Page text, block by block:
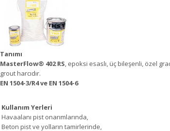
Tanımı
MasterFlow® 402 RS, epoksi esaslı, üç bileşenli, özel
grout harcıdır.
EN 1504-3/R4 ve EN 1504-6
Kullanım Yerleri
Havaalanı pist onarımlarında,
Beton pist ve yolların tamirlerinde,